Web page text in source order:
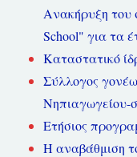
Ανακήρυξη του
School" για τα
Καταστατικό
Σύλλογος
Νηπιαγωγείου-
Ετήσιος
Η αναβάθμιση